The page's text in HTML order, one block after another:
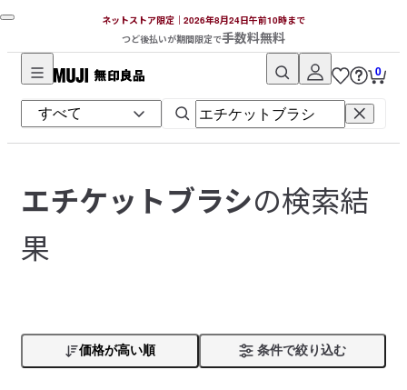
ネットストア限定｜2026年8月24日午前10時まで
つど後払いが期間限定で手数料無料
無
印
良
ネ
ッ
0
エチケットブラシの検索結
果
価格が高い順 条件で絞り込む